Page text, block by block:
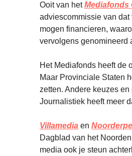
Ooit van hetMediafonds
adviescommissie van
mogen financieren,
vervolgens genomineerd
Het Mediafonds heeft de
Maar Provinciale Staten
zetten. Andere keuzes
Journalistiek heeft meer
Villamedia en
Dagblad van het
media ook je steun